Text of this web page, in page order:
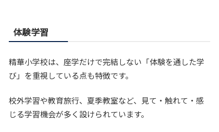
体験学習
精華小学校は、座学だけで完結しない「体験を通した学
び」を重視している点も特徴です。
校外学習や教育旅行、夏季教室など、見て・触れて・感
じる学習機会が多く設けられています。